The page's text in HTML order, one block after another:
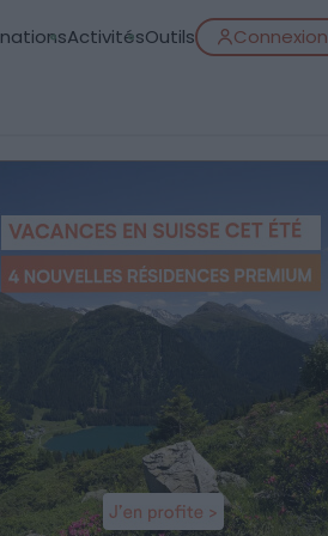
ActivitésOutils Connexion